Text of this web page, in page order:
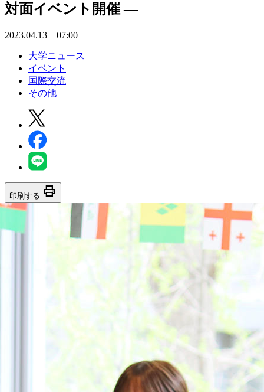
対面イベント開催 —
2023.04.13 07:00
大学ニュース
イベント
国際交流
その他
印刷する print